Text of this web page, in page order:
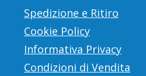
Spedizione e Ritiro
Cookie Policy
Informativa Privacy
Condizioni di Vendita